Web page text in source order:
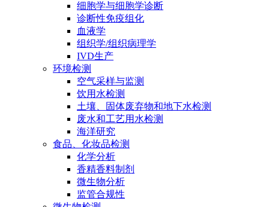
细胞学与细胞学诊断
诊断性免疫组化
血液学
组织学/组织病理学
IVD生产
环境检测
空气采样与监测
饮用水检测
土壤、固体废弃物和地下水检测
废水和工艺用水检测
海洋研究
食品、化妆品检测
化学分析
香精香料制剂
微生物分析
监管合规性